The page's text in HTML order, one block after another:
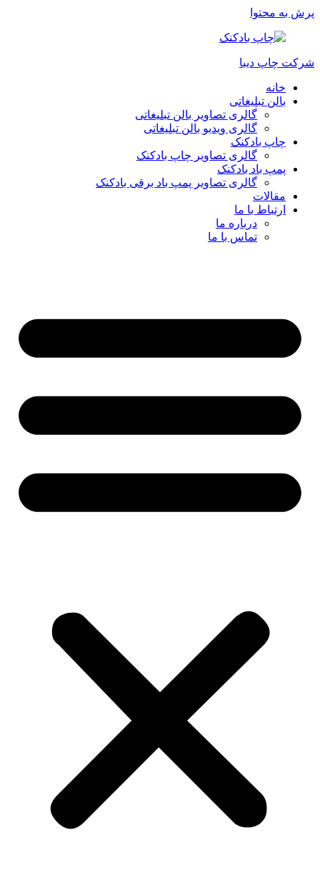
پرش به محتوا
شرکت چاپ دیبا
خانه
بالن تبلیغاتی
گالری تصاویر بالن تبلیغاتی
گالری ویدیو بالن تبلیغاتی
چاپ بادکنک
گالری تصاویر چاپ بادکنک
پمپ باد بادکنک
گالری تصاویر پمپ باد برقی بادکنک
مقالات
ارتباط با ما
درباره ما
تماس با ما